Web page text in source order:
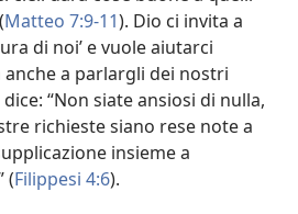
Matteo 7:9-11). Dio ci invita a
di noi’ e vuole aiutarci
anche a parlargli dei nostri
“Non siate ansiosi di nulla,
richieste siano rese note a
insieme a
(Filippesi 4:6).